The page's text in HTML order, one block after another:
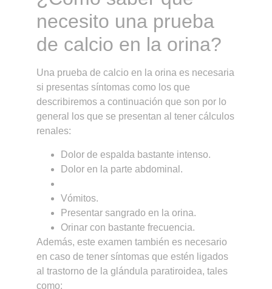
necesito una prueba
de calcio en la orina?
Una prueba de calcio en la orina es necesaria
si presentas síntomas como los que
describiremos a continuación que son por lo
general los que se presentan al tener cálculos
renales:
Dolor de espalda bastante intenso.
Dolor en la parte abdominal.
Vómitos.
Presentar sangrado en la orina.
Orinar con bastante frecuencia.
Además, este examen también es necesario
en caso de tener síntomas que estén ligados
al trastorno de la glándula paratiroidea, tales
como: